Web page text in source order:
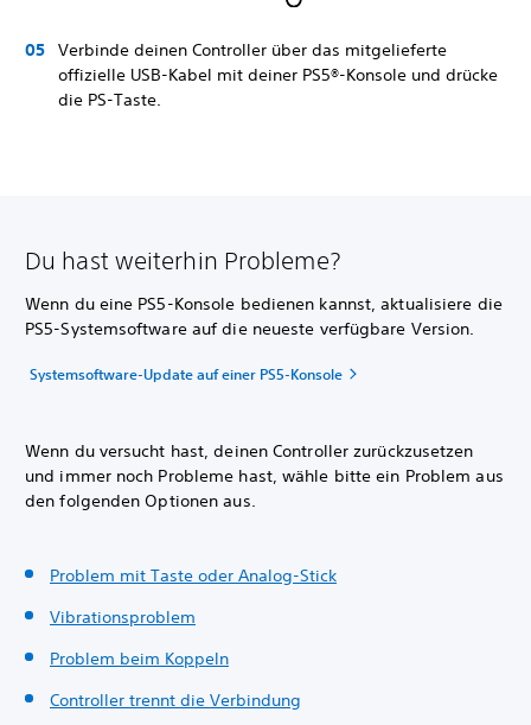
Verbinde deinen Controller über das mitgelieferte
offizielle USB-Kabel mit deiner PS5®-Konsole und drücke
die PS-Taste.
Du hast weiterhin Probleme?
Wenn du eine PS5-Konsole bedienen kannst, aktualisiere die
PS5-Systemsoftware auf die neueste verfügbare Version.
Systemsoftware-Update auf einer PS5-Konsole
Wenn du versucht hast, deinen Controller zurückzusetzen
und immer noch Probleme hast, wähle bitte ein Problem aus
den folgenden Optionen aus.
Problem mit Taste oder Analog-Stick
Vibrationsproblem
Problem beim Koppeln
Controller trennt die Verbindung